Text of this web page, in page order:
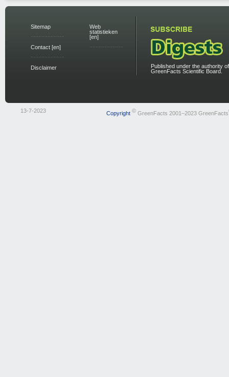
Sitemap
Contact [en]
Disclaimer
Web
statistieken
[en]
Published under the authority
GreenFacts Scientific Board.
13-7-2023 Copyright © GreenFacts 2001–2023 GreenFacts